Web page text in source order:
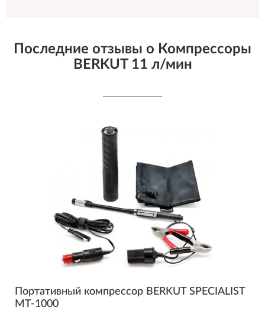
Последние отзывы о Компрессоры
BERKUT 11 л/мин
Портативный компрессор BERKUT SPECIALIST
MT-1000